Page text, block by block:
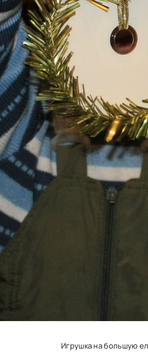
Игрушка на большую